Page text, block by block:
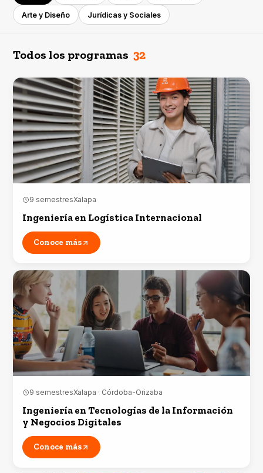
Arte y Diseño Jurídicas y Sociales
Todos los programas 32
9 semestresXalapa
Ingeniería en Logística Internacional
Conoce más
9 semestresXalapa · Córdoba-Orizaba
Ingeniería en Tecnologías de la Información
y Negocios Digitales
Conoce más